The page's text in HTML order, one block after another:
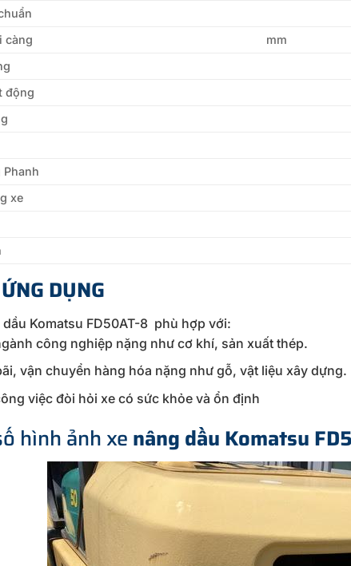
càng
mm
động
Phanh
xe
DỤNG
dầu Komatsu FD50AT-8 phù hợp với:
công nghiệp nặng như cơ khí, sản xuất thép.
vận chuyển hàng hóa nặng như gỗ, vật liệu xây dựng.
việc đòi hỏi xe có sức khỏe và ổn định
hình ảnh xe nâng dầu Komatsu